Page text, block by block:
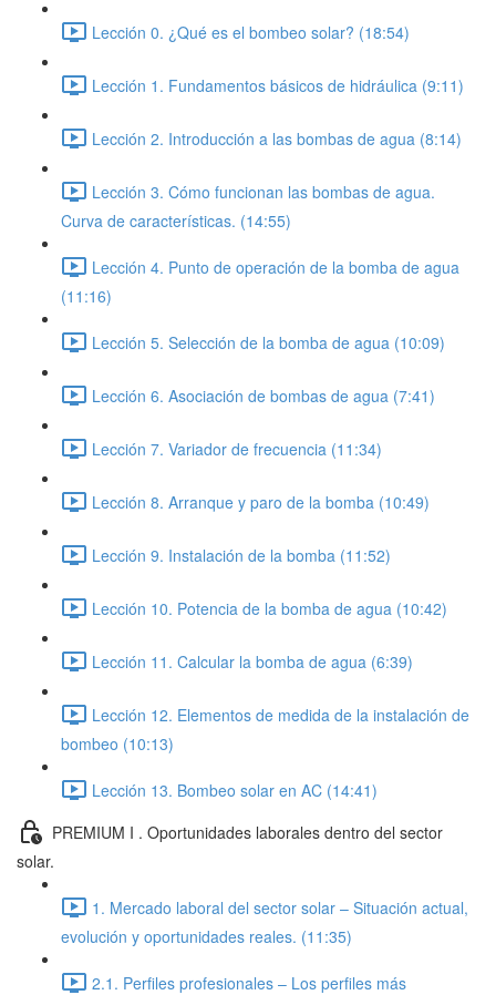
Lección 0. ¿Qué es el bombeo solar? (18:54)
Lección 1. Fundamentos básicos de hidráulica (9:11)
Lección 2. Introducción a las bombas de agua (8:14)
Lección 3. Cómo funcionan las bombas de agua.
Curva de características. (14:55)
Lección 4. Punto de operación de la bomba de agua
(11:16)
Lección 5. Selección de la bomba de agua (10:09)
Lección 6. Asociación de bombas de agua (7:41)
Lección 7. Variador de frecuencia (11:34)
Lección 8. Arranque y paro de la bomba (10:49)
Lección 9. Instalación de la bomba (11:52)
Lección 10. Potencia de la bomba de agua (10:42)
Lección 11. Calcular la bomba de agua (6:39)
Lección 12. Elementos de medida de la instalación de
bombeo (10:13)
Lección 13. Bombeo solar en AC (14:41)
PREMIUM I . Oportunidades laborales dentro del sector
solar.
1. Mercado laboral del sector solar – Situación actual,
evolución y oportunidades reales. (11:35)
2.1. Perfiles profesionales – Los perfiles más